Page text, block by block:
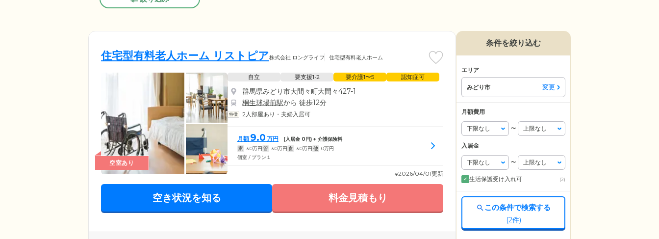
住宅型有料老人ホーム リストピア株式会社 ロングライフ 住宅型有料老人ホーム
空室あり
自立 要支援1•2 要介護1〜5 認知症可
群馬県みどり市大間々町大間々427-1
桐生球場前駅から 徒歩12分
2人部屋あり・夫婦入居可
月額 9.0 万円 (入居金 0円) + 介護保険料
家 3.0万円 管 3.0万円 食 3.0万円 他 0万円
個室 / プラン１
※2026/04/01更新
空き状況を知る 料金見積もり
条件を絞り込む
エリア
みどり市 変更
月額費用
〜
入居金
〜
生活保護受け入れ可 (2)
この条件で検索する
(2件)